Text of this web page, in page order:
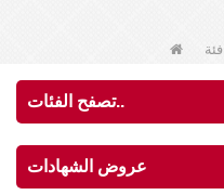
فئة
تصفح الفئات..
عروض الشهادات